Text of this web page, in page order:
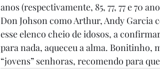
anos (respectivamente, 85, 77, 77 e 70
Don Johson como Arthur, Andy Garcia
esse elenco cheio de idosos, a
para nada, aqueceu a alma. Bonitinho,
“jovens” senhoras, recomendo para